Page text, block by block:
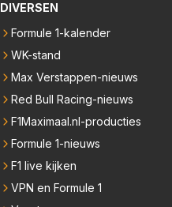
DIVERSEN
Formule 1-kalender
WK-stand
Max Verstappen-nieuws
Red Bull Racing-nieuws
F1Maximaal.nl-producties
Formule 1-nieuws
F1 live kijken
VPN en Formule 1